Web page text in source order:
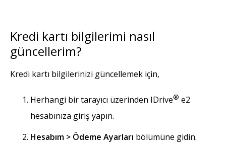
Kredi kartı bilgilerimi nasıl
güncellerim?
Kredi kartı bilgilerinizi güncellemek için,
Herhangi bir tarayıcı üzerinden IDrive® e2
hesabınıza giriş yapın.
Hesabım > Ödeme Ayarları bölümüne gidin.